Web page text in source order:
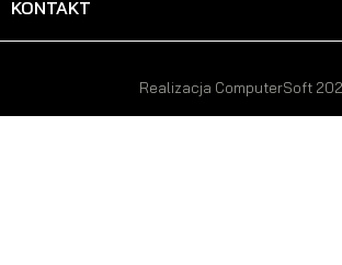
KONTAKT
Realizacja ComputerSoft